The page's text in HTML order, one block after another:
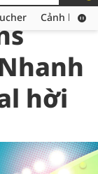
Cảnh báo
hời